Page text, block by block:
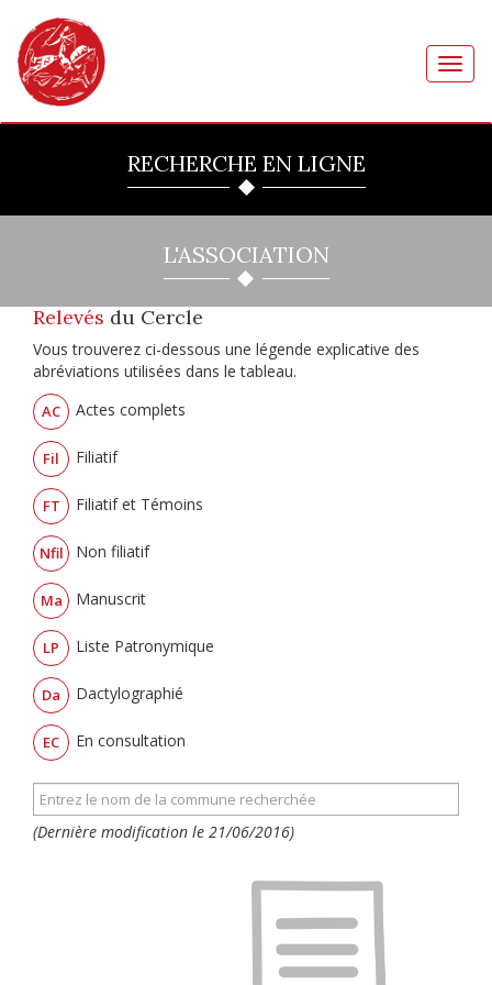
RECHERCHE EN LIGNE
L'ASSOCIATION
Relevés du Cercle
Vous trouverez ci-dessous une légende explicative des
abréviations utilisées dans le tableau.
AC Actes complets
Fil Filiatif
FT Filiatif et Témoins
Nfil Non filiatif
Ma Manuscrit
LP Liste Patronymique
Da Dactylographié
EC En consultation
(Dernière modification le 21/06/2016)